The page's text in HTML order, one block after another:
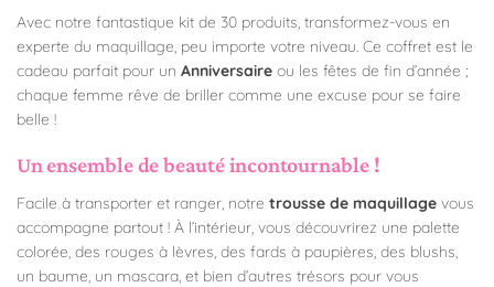
Avec notre fantastique kit de 30 produits, transformez-vous en
experte du maquillage, peu importe votre niveau. Ce coffret est le
cadeau parfait pour un Anniversaire ou les fêtes de fin d’année ;
chaque femme rêve de briller comme une excuse pour se faire
belle !
Un ensemble de beauté incontournable !
Facile à transporter et ranger, notre trousse de maquillage vous
accompagne partout ! À l’intérieur, vous découvrirez une palette
colorée, des rouges à lèvres, des fards à paupières, des blushs,
un baume, un mascara, et bien d’autres trésors pour vous